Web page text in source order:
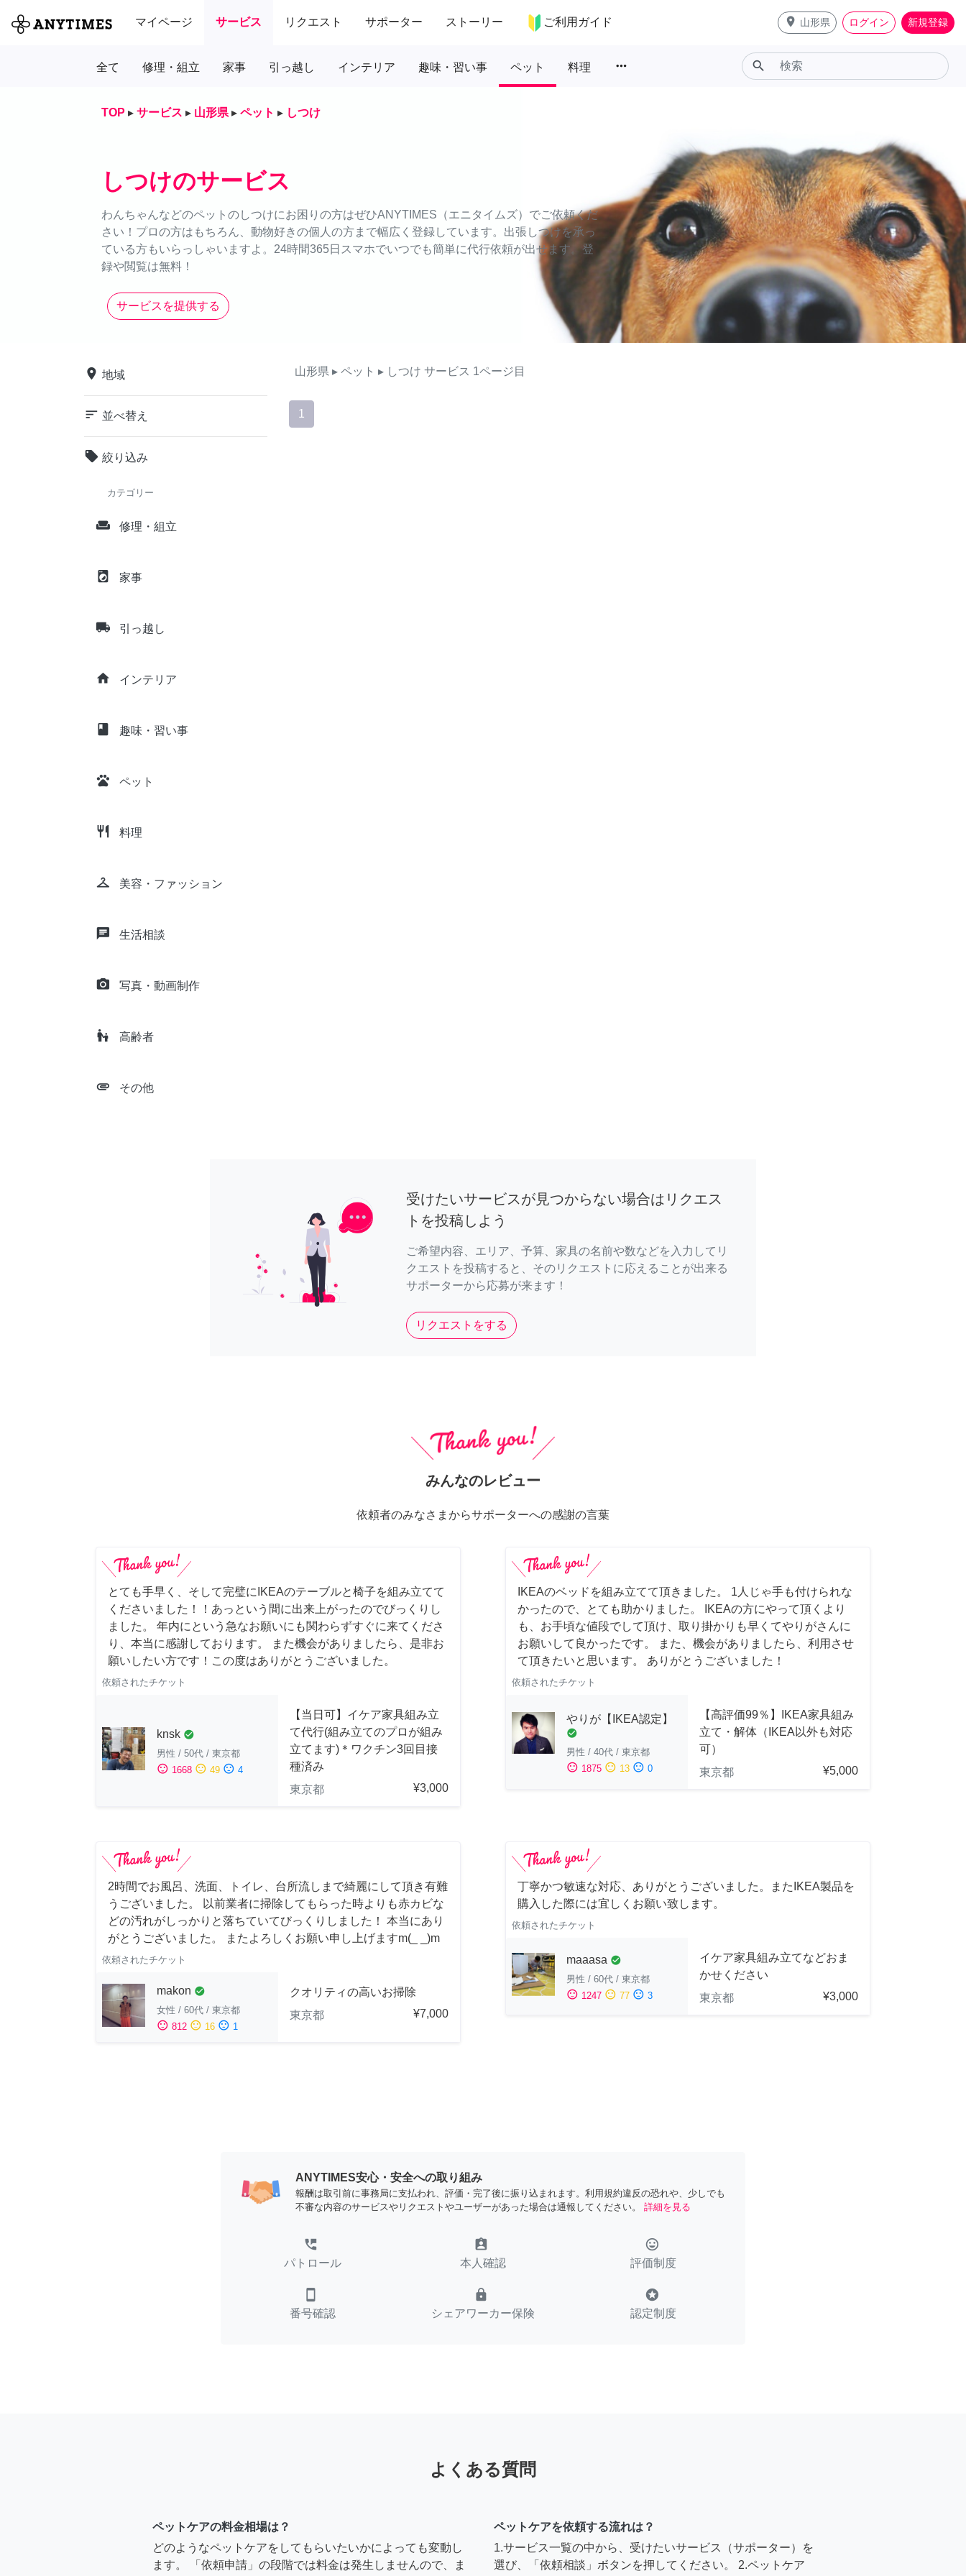
マイページ サービス リクエスト サポーター ストーリー ご利用ガイド place 山形県 ログイン 新規登録
全て 修理・組立 家事 引っ越し インテリア 趣味・習い事 ペット 料理 more_horiz search
TOP ▸ サービス ▸ 山形県 ▸ ペット ▸ しつけ
しつけのサービス
わんちゃんなどのペットのしつけにお困りの方はぜひANYTIMES（エニタイムズ）でご依頼くだ
さい！プロの方はもちろん、動物好きの個人の方まで幅広く登録しています。出張しつけを承っ
ている方もいらっしゃいますよ。24時間365日スマホでいつでも簡単に代行依頼が出せます。登
録や閲覧は無料！
サービスを提供する
place 地域
sort 並べ替え
local_offer 絞り込み
カテゴリー
weekend 修理・組立
local_laundry_service 家事
local_shipping 引っ越し
home インテリア
class 趣味・習い事
pets ペット
restaurant 料理
checkroom 美容・ファッション
chat 生活相談
camera_alt 写真・動画制作
escalator_warning 高齢者
attachment その他
山形県 ▸ ペット ▸ しつけ サービス 1ページ目
1
受けたいサービスが見つからない場合はリクエス
トを投稿しよう
ご希望内容、エリア、予算、家具の名前や数などを入力してリ
クエストを投稿すると、そのリクエストに応えることが出来る
サポーターから応募が来ます！
リクエストをする
みんなのレビュー
依頼者のみなさまからサポーターへの感謝の言葉
とても手早く、そして完璧にIKEAのテーブルと椅子を組み立てて
くださいました！！あっという間に出来上がったのでびっくりし
ました。 年内にという急なお願いにも関わらずすぐに来てくださ
り、本当に感謝しております。 また機会がありましたら、是非お
願いしたい方です！この度はありがとうございました。
依頼されたチケット
knsk check_circle
男性 / 50代 / 東京都
sentiment_satisfied 1668 sentiment_neutral 49 sentiment_dissatisfied 4
【当日可】イケア家具組み立
て代行(組み立てのプロが組み
立てます)＊ワクチン3回目接
種済み
東京都
¥3,000
IKEAのベッドを組み立てて頂きました。 1人じゃ手も付けられな
かったので、とても助かりました。 IKEAの方にやって頂くより
も、お手頃な値段でして頂け、取り掛かりも早くてやりがさんに
お願いして良かったです。 また、機会がありましたら、利用させ
て頂きたいと思います。 ありがとうございました！
依頼されたチケット
やりが【IKEA認定】
check_circle
男性 / 40代 / 東京都
sentiment_satisfied 1875 sentiment_neutral 13 sentiment_dissatisfied 0
【高評価99％】IKEA家具組み
立て・解体（IKEA以外も対応
可）
東京都
¥5,000
2時間でお風呂、洗面、トイレ、台所流しまで綺麗にして頂き有難
うございました。 以前業者に掃除してもらった時よりも赤カビな
どの汚れがしっかりと落ちていてびっくりしました！ 本当にあり
がとうございました。 またよろしくお願い申し上げますm(_ _)m
依頼されたチケット
makon check_circle
女性 / 60代 / 東京都
sentiment_satisfied 812 sentiment_neutral 16 sentiment_dissatisfied 1
クオリティの高いお掃除
東京都
¥7,000
丁寧かつ敏速な対応、ありがとうございました。またIKEA製品を
購入した際には宜しくお願い致します。
依頼されたチケット
maaasa check_circle
男性 / 60代 / 東京都
sentiment_satisfied 1247 sentiment_neutral 77 sentiment_dissatisfied 3
イケア家具組み立てなどおま
かせください
東京都
¥3,000
ANYTIMES安心・安全への取り組み
報酬は取引前に事務局に支払われ、評価・完了後に振り込まれます。利用規約違反の恐れや、少しでも
不審な内容のサービスやリクエストやユーザーがあった場合は通報してください。
詳細を見る
perm_phone_msg
パトロール
assignment_ind
本人確認
tag_faces
評価制度
smartphone
番号確認
lock
シェアワーカー保険
stars
認定制度
よくある質問
ペットケアの料金相場は？
どのようなペットケアをしてもらいたいかによっても変動し
ます。 「依頼申請」の段階では料金は発生しませんので、ま
ペットケアを依頼する流れは？
1.サービス一覧の中から、受けたいサービス（サポーター）を
選び、「依頼相談」ボタンを押してください。 2.ペットケア